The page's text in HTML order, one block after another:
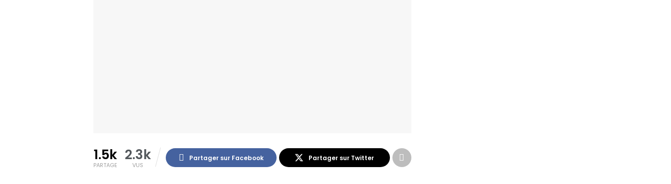
1.5k
PARTAGE
2.3k
VUS
Partager sur Facebook Partager sur Twitter